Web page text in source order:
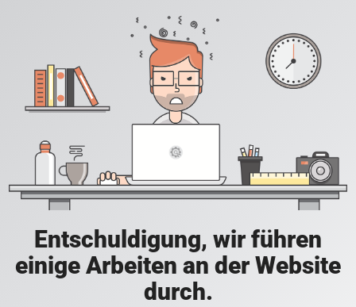
Entschuldigung, wir führen
einige Arbeiten an der Website
durch.